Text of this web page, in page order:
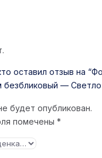
оставил отзыв на
безбликовый —
будет опубликован.
помечены *